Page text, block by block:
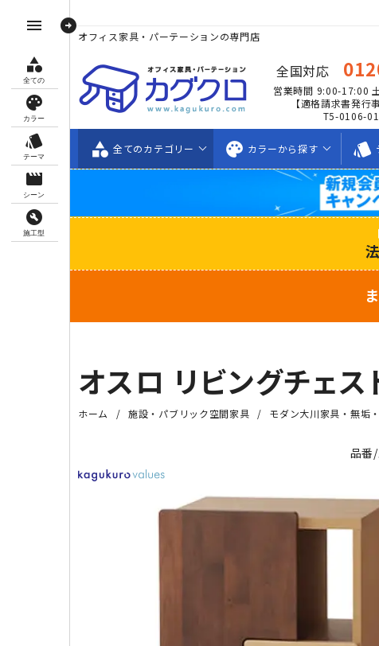
menu arrow_circle_right
category
全ての
palette
カラー
style
テーマ
movie_creation
シーン
build_circle
施工型
オフィス家具・パーテーションの専門店
全国対応
営業時間 9:00-17:00
【適格請求書発行
T5-0106-
category 全てのカテゴリー palette カラーから探す style
オスロ リビングチェ
ホーム 施設・パブリック空間家具 モダン大川家具・無垢
品番